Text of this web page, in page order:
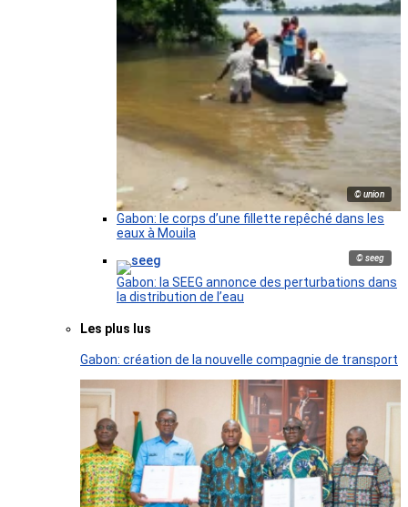
© union
Gabon: le corps d’une fillette repêché dans les
eaux à Mouila
© seeg
Gabon: la SEEG annonce des perturbations dans
la distribution de l’eau
Les plus lus
Gabon: création de la nouvelle compagnie de transport